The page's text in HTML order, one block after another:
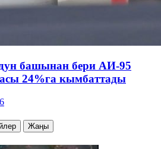
башынан бери АИ-95
24%га кымбаттады
Жаңы